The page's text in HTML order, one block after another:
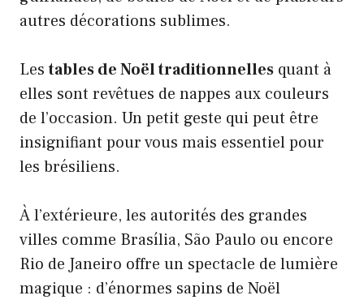
autres décorations sublimes.
Lestables de Noël traditionnelles quant à
elles sont revêtues de nappes aux couleurs
de l’occasion. Un petit geste qui peut être
insignifiant pour vous mais essentiel pour
les brésiliens.
À l’extérieure, les autorités des grandes
villes comme Brasília, São Paulo ou encore
Rio de Janeiro offre un spectacle de lumière
magique : d’énormes sapins de Noël